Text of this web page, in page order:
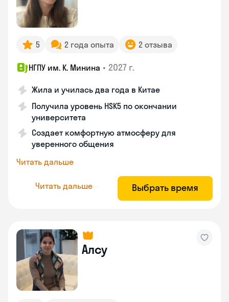
5 2 года опыта 2 отзыва
НГПУ им. К. Минина • 2027 г.
Жила и училась два года в Китае
Получила уровень HSK5 по окончании
университета
Создает комфортную атмосферу для
уверенного общения
Читать дальше
Читать дальше Выбрать время
Алсу